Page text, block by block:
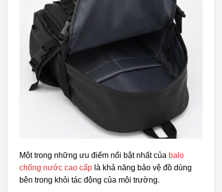
Một trong những ưu điểm nổi bật nhất của balo
chống nước cao cấp là khả năng bảo vệ đồ dùng
bên trong khỏi tác động của môi trường.